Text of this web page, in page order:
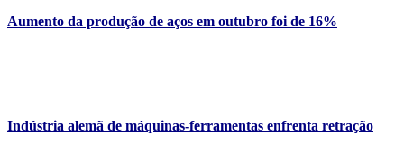
Aumento da produção de aços em outubro foi de 16%
Indústria alemã de máquinas-ferramentas enfrenta retração